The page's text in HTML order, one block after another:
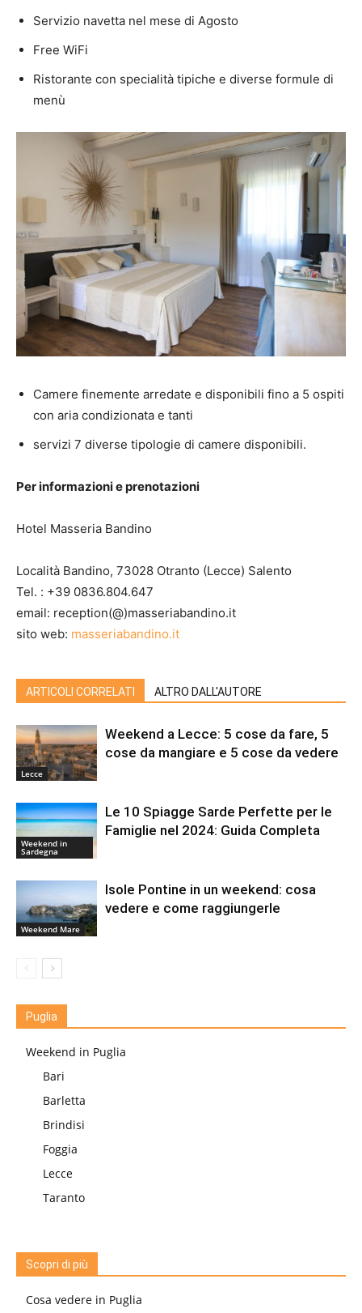
Servizio navetta nel mese di Agosto
Free WiFi
Ristorante con specialità tipiche e diverse formule di
menù
Camere finemente arredate e disponibili fino a 5 ospiti
con aria condizionata e tanti
servizi 7 diverse tipologie di camere disponibili.
Per informazioni e prenotazioni
Hotel Masseria Bandino
Località Bandino, 73028 Otranto (Lecce) Salento
Tel. : +39 0836.804.647
email: reception(@)masseriabandino.it
sito web: masseriabandino.it
ARTICOLI CORRELATI ALTRO DALL'AUTORE
Lecce
Weekend a Lecce: 5 cose da fare, 5
cose da mangiare e 5 cose da vedere
Weekend in
Sardegna
Le 10 Spiagge Sarde Perfette per le
Famiglie nel 2024: Guida Completa
Weekend Mare
Isole Pontine in un weekend: cosa
vedere e come raggiungerle
Puglia
Weekend in Puglia
Bari
Barletta
Brindisi
Foggia
Lecce
Taranto
Scopri di più
Cosa vedere in Puglia